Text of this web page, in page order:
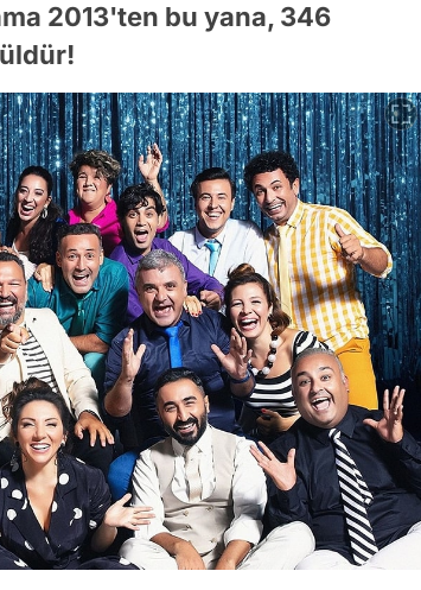
2013'ten bu yana, 346